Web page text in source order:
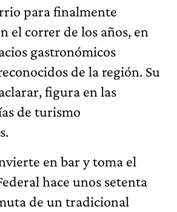
para finalmente
el correr de los años, en
gastronómicos
de la región. Su
figura en las
de turismo
en bar y toma el
hace unos setenta
de un tradicional